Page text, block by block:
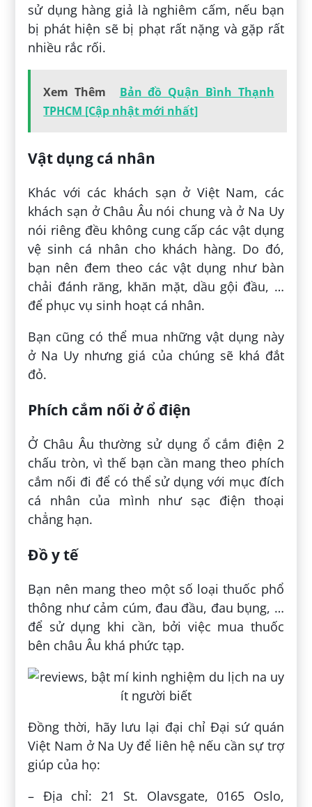
sử dụng hàng giả là nghiêm cấm, nếu bạn
bị phát hiện sẽ bị phạt rất nặng và gặp rất
nhiều rắc rối.
Xem Thêm
Bản đồ Quận Bình Thạnh
TPHCM [Cập nhật mới nhất]
Vật dụng cá nhân
Khác với các khách sạn ở Việt Nam, các
khách sạn ở Châu Âu nói chung và ở Na Uy
nói riêng đều không cung cấp các vật dụng
vệ sinh cá nhân cho khách hàng. Do đó,
bạn nên đem theo các vật dụng như bàn
chải đánh răng, khăn mặt, dầu gội đầu, …
để phục vụ sinh hoạt cá nhân.
Bạn cũng có thể mua những vật dụng này
ở Na Uy nhưng giá của chúng sẽ khá đắt
đỏ.
Phích cắm nối ở ổ điện
Ở Châu Âu thường sử dụng ổ cắm điện 2
chấu tròn, vì thế bạn cần mang theo phích
cắm nối đi để có thể sử dụng với mục đích
cá nhân của mình như sạc điện thoại
chẳng hạn.
Đồ y tế
Bạn nên mang theo một số loại thuốc phổ
thông như cảm cúm, đau đầu, đau bụng, …
để sử dụng khi cần, bởi việc mua thuốc
bên châu Âu khá phức tạp.
Đồng thời, hãy lưu lại đại chỉ Đại sứ quán
Việt Nam ở Na Uy để liên hệ nếu cần sự trợ
giúp của họ:
– Địa chỉ: 21 St. Olavsgate, 0165 Oslo,